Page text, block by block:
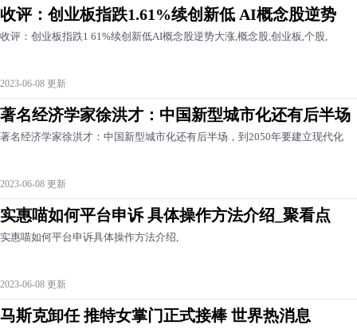
收评：创业板指跌1.61%续创新低 AI概念股逆势
收评：创业板指跌1 61%续创新低AI概念股逆势大涨,概念股,创业板,个股,
2023-06-08 更新
著名经济学家徐洪才：中国新型城市化还有后半场
著名经济学家徐洪才：中国新型城市化还有后半场，到2050年要建立现代化
2023-06-08 更新
实惠喵如何平台申诉 具体操作方法介绍_聚看点
实惠喵如何平台申诉具体操作方法介绍,
2023-06-08 更新
马斯克卸任 推特女掌门正式接棒 世界热消息